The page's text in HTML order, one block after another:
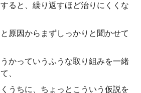
ると、繰り返すほど治りにくくな
原因からまずしっかりと聞かせて
かっていうふうな取り組みを一緒
、
うちに、ちょっとこういう仮説を